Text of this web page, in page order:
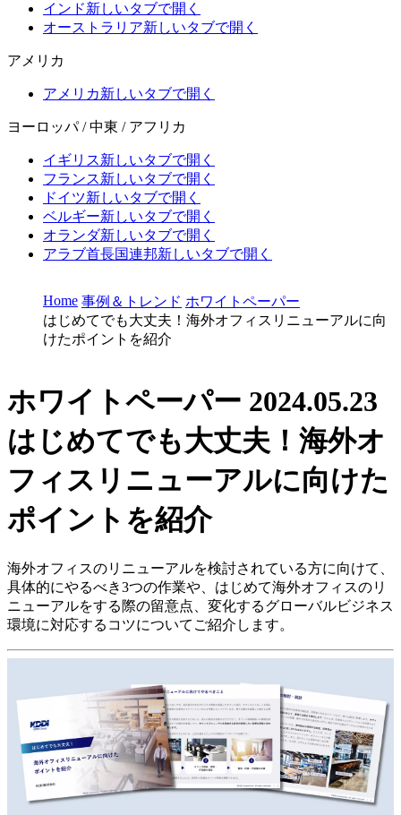
インド新しいタブで開く
オーストラリア新しいタブで開く
アメリカ
アメリカ新しいタブで開く
ヨーロッパ / 中東 / アフリカ
イギリス新しいタブで開く
フランス新しいタブで開く
ドイツ新しいタブで開く
ベルギー新しいタブで開く
オランダ新しいタブで開く
アラブ首長国連邦新しいタブで開く
Home 事例＆トレンド ホワイトペーパー
はじめてでも大丈夫！海外オフィスリニューアルに向
けたポイントを紹介
ホワイトペーパー 2024.05.23
はじめてでも大丈夫！海外オ
フィスリニューアルに向けた
ポイントを紹介
海外オフィスのリニューアルを検討されている方に向けて、
具体的にやるべき3つの作業や、はじめて海外オフィスのリ
ニューアルをする際の留意点、変化するグローバルビジネス
環境に対応するコツについてご紹介します。